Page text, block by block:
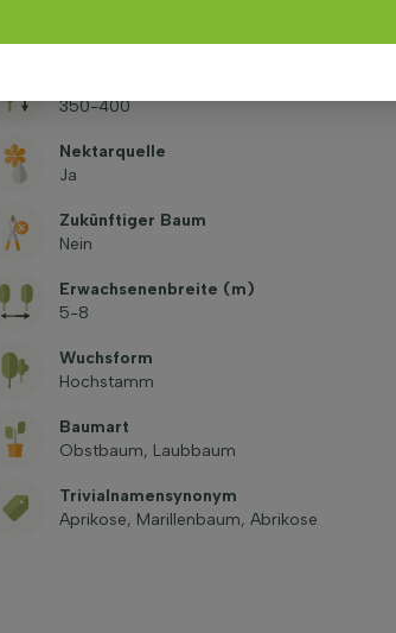
350-400
Nektarquelle
Ja
Zukünftiger Baum
Nein
Erwachsenenbreite (m)
5-8
Wuchsform
Hochstamm
Baumart
Obstbaum, Laubbaum
Trivialnamensynonym
Aprikose, Marillenbaum, Abrikose